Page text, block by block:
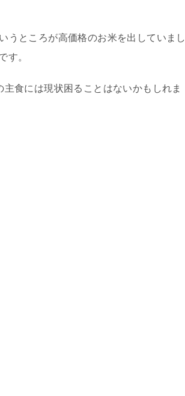
うところが高価格のお米を出していまし
す。
主食には現状困ることはないかもしれま